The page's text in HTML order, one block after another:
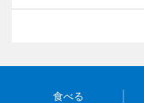
食べる